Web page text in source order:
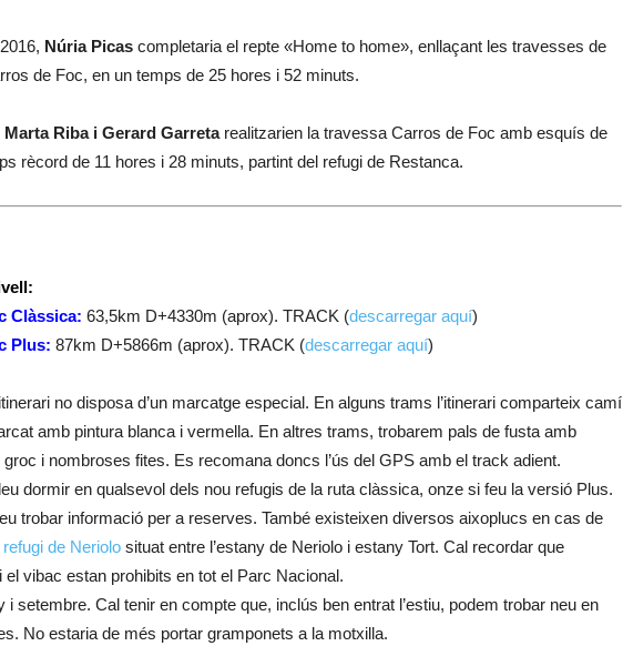
Núria Picas completaria el repte «Home to home», enllaçant les travesses de
de Foc, en un temps de 25 hores i 52 minuts.
Marta Riba i Gerard Garretarealitzarien la travessa Carros de Foc amb esquís de
rècord de 11 hores i 28 minuts, partint del refugi de Restanca.
Clàssica: 63,5km D+4330m (aprox). TRACK (descarregar aquí)
Plus: 87km D+5866m (aprox). TRACK (descarregar aquí)
no disposa d’un marcatge especial. En alguns trams l’itinerari comparteix camí
amb pintura blanca i vermella. En altres trams, trobarem pals de fusta amb
i nombroses fites. Es recomana doncs l’ús del GPS amb el track adient.
dormir en qualsevol dels nou refugis de la ruta clàssica, onze si feu la versió Plus.
trobar informació per a reserves. També existeixen diversos aixoplucs en cas de
refugi de Neriolo situat entre l’estany de Neriolo i estany Tort. Cal recordar que
el vibac estan prohibits en tot el Parc Nacional.
i setembre. Cal tenir en compte que, inclús ben entrat l’estiu, podem trobar neu en
No estaria de més portar gramponets a la motxilla.